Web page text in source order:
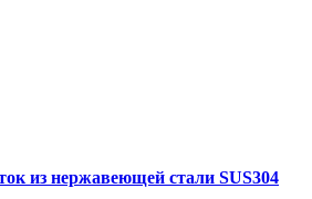
из нержавеющей стали SUS304